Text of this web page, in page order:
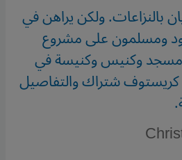
بالنزاعات. ولكن يراهن في
ومسلمون على مشروع
مسجد وكنيس وكنيسة في
شتراك والتفاصيل